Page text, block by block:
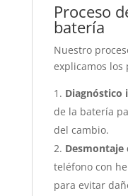
Proceso
batería
Nuestro
explicamos los
Diagnóstico
de la batería
del cambio.
Desmontaje
teléfono con
para evitar